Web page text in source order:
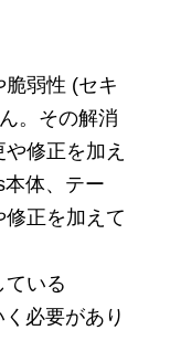
弱性 (セキ
。その解消
修正を加え
体、テー
正を加えて
ている
必要があり